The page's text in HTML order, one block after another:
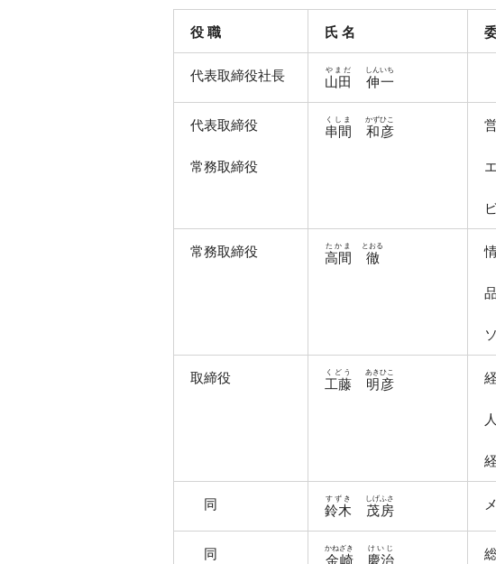
役 職 氏 名
代表取締役社長 山田
やまだ
伸一
しんいち
代表取締役
常務取締役
串間
くしま
和彦
かずひこ
常務取締役 高間
たかま
徹
とおる
取締役 工藤
くどう
明彦
あきひこ
同 鈴木
すずき
茂房
しげふさ
同 金崎
かねざき
慶治
けいじ